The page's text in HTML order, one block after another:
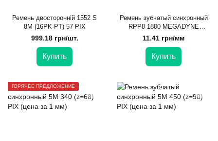
Ремень двосторонній 1552 S
8M (16PK-PT) 57 PIX
999.18 грн/шт.
Купить
Ремень зубчатый синхронный
RPP8 1800 MEGADYNE
ISORAN (цена за 1 мм)
11.41 грн/мм
Купить
ГОРЯЧЕЕ ПРЕДЛОЖЕНИЕ